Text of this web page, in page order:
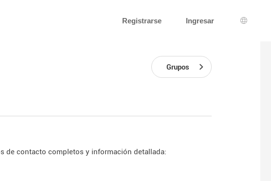
Registrarse Ingresar
Grupos
de contacto completos y información detallada: